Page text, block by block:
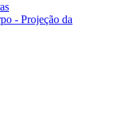
- Projeção da